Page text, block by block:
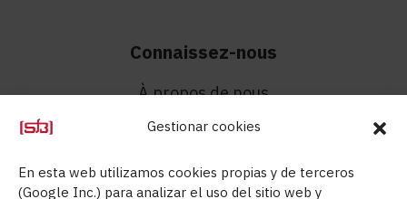
Gestionar cookies
En esta web utilizamos cookies propias y de terceros
(Google Inc.) para analizar el uso del sitio web y
Connaissez-nous
À propos de nous
Contact
Aids